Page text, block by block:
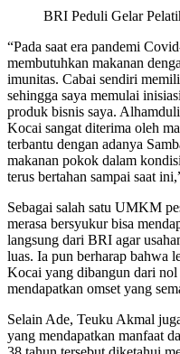
BRI Peduli Gelar
“Pada saat era pandemi
membutuhkan makanan
imunitas. Cabai sendiri
sehingga saya memulai
produk bisnis saya.
Kocai sangat diterima oleh
terbantu dengan adanya
makanan pokok dalam kondisi
terus bertahan sampai saat
Sebagai salah satu UMKM
merasa bersyukur bisa
langsung dari BRI agar
luas. Ia pun berharap bahwa
Kocai yang dibangun dari nol
mendapatkan omset yang
Selain Ade, Teuku Akmal
yang mendapatkan manfaat